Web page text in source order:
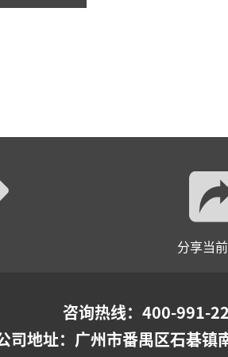
分享当
咨询热线：400-991-
司地址： 广州市番禺区石碁镇